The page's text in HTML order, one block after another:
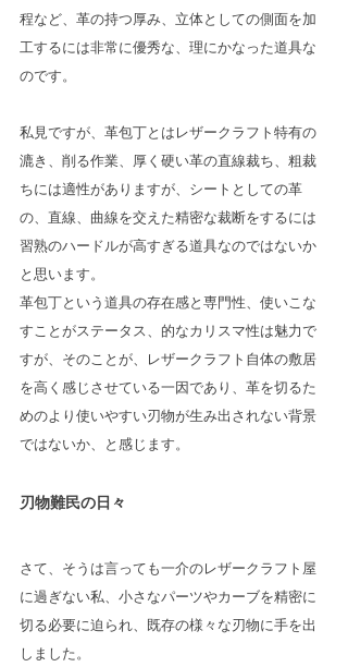
程など、革の持つ厚み、立体としての側面を加
工するには非常に優秀な、理にかなった道具な
のです。
私見ですが、革包丁とはレザークラフト特有の
漉き、削る作業、厚く硬い革の直線裁ち、粗裁
ちには適性がありますが、シートとしての革
の、直線、曲線を交えた精密な裁断をするには
習熟のハードルが高すぎる道具なのではないか
と思います。
革包丁という道具の存在感と専門性、使いこな
すことがステータス、的なカリスマ性は魅力で
すが、そのことが、レザークラフト自体の敷居
を高く感じさせている一因であり、革を切るた
めのより使いやすい刃物が生み出されない背景
ではないか、と感じます。
刃物難民の日々
さて、そうは言っても一介のレザークラフト屋
に過ぎない私、小さなパーツやカーブを精密に
切る必要に迫られ、既存の様々な刃物に手を出
しました。